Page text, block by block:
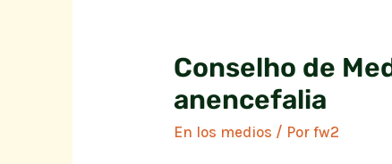
Conselho de
anencefalia
En los medios / Porfw2